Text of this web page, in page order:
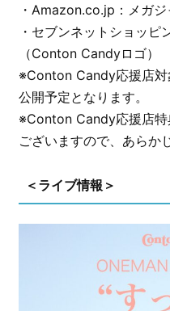
・Amazon.co.jp：メガジ
・セブンネットショッ
（Conton Candyロゴ）
※Conton Candy応援店対
公開予定となります。
※Conton Candy応援店特
ございますので、あらか
＜ライブ情報＞